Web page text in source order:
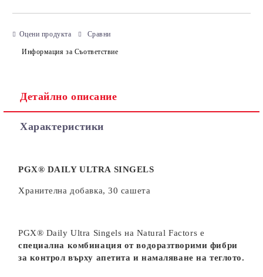
Оцени продукта Сравни
Информация за Съответствие
Детайлно описание
Характеристики
PGX® DAILY ULTRA SINGELS
Хранителна добавка, 30 сашета
PGX® Daily Ultra Singels на Natural Factors e
специална комбинация от водоразтворими фибри
за контрол върху апетита и намаляване на теглото.